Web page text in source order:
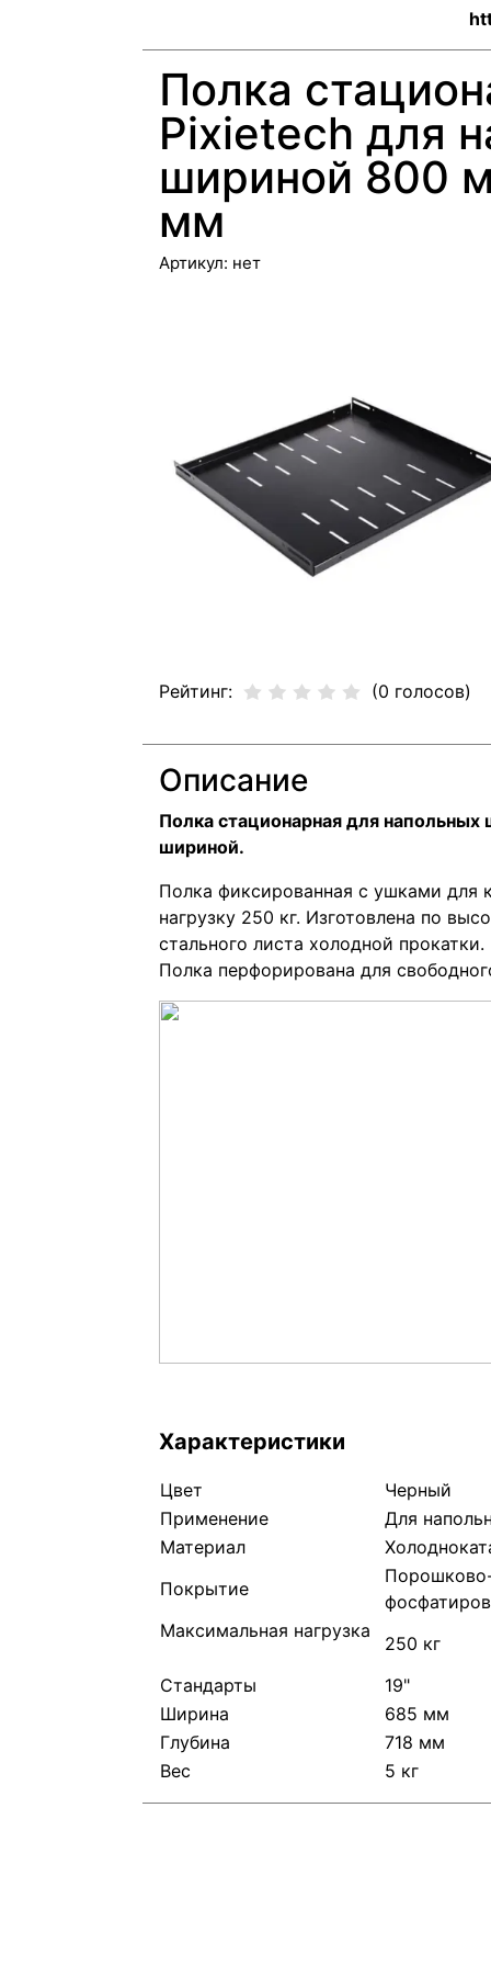
Полка
Pixietech для
шириной 800
мм
Артикул: нет
Рейтинг: (0 голосов)
Описание
Полка стационарная для
шириной.
Полка фиксированная с ушками для
нагрузку 250 кг. Изготовлена по
стального листа холодной
Полка перфорирована для
Характеристики
Цвет
Черный
Применение
Для
Материал
Покрытие
Максимальная нагрузка
250 кг
Стандарты
19"
Ширина
685 мм
Глубина
718 мм
Вес
5 кг